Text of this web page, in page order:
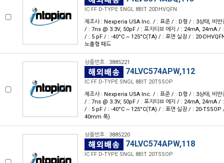
IC FF D-TYPE SNGL 8BIT 20DHVQFN
제조사 : Nexperia USA Inc. / : 표준 / : D형 / : 3상태, 비
/ : 7ns @ 3.3V, 50pF / : 포지티브 에지 / : 24mA, 24mA /
/ : 5 pF / : -40°C ~ 125°C(TA) / : 표면 실장 / : 20-
노출형 패드
상품번호 : 3885221
74LVC574APW,112
IC FF D-TYPE SNGL 8BIT 20TSSOP
제조사 : Nexperia USA Inc. / : 표준 / : D형 / : 3상태, 비
/ : 7ns @ 3.3V, 50pF / : 포지티브 에지 / : 24mA, 24mA /
/ : 5 pF / : -40°C ~ 125°C(TA) / : 표면 실장 / : 20-
40mm 폭)
상품번호 : 3885220
74LVC574APW,118
IC FF D-TYPE SNGL 8BIT 20TSSOP